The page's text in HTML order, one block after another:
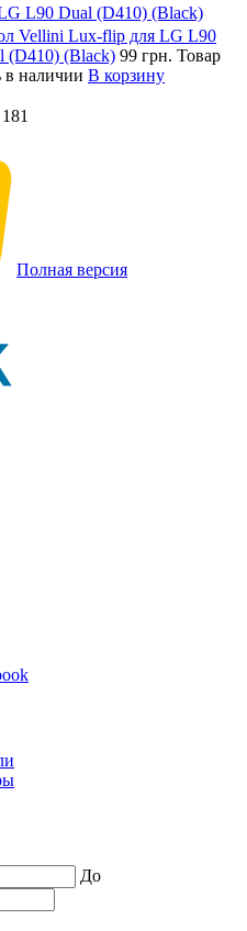
L90 Dual (D410) (Black)
Vellini Lux-flip для LG L90
(D410) (Black) 99 грн. Товар
в наличии В корзину
Полная версия
До